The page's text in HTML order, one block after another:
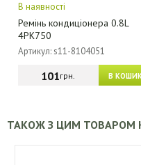
В наявності
Ремінь кондиціонера 0.8L
4PK750
Артикул: s11-8104051
В
101грн.
ТАКОЖ З ЦИМ ТОВАРОМ